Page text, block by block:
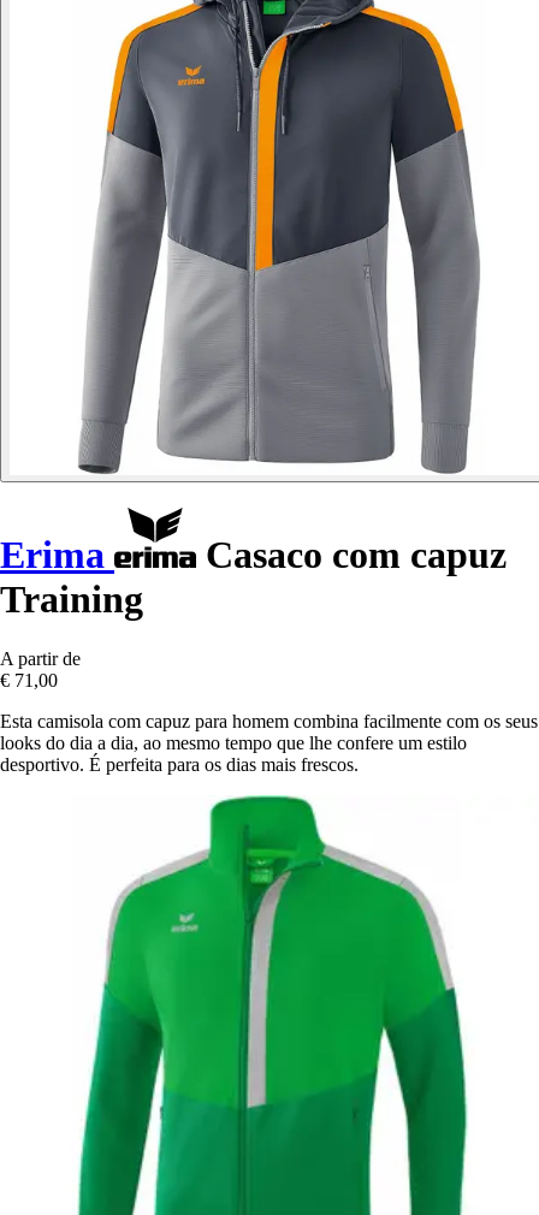
Erima
Casaco com capuz
Training
A partir de
€ 71,00
Esta camisola com capuz para homem combina facilmente com os seus
looks do dia a dia, ao mesmo tempo que lhe confere um estilo
desportivo. É perfeita para os dias mais frescos.